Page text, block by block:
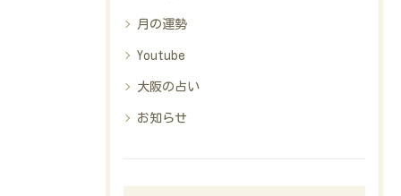
月の運勢
Youtube
大阪の占い
お知らせ